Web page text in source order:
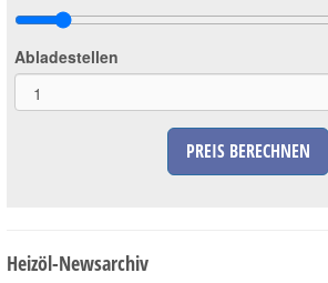
Abladestellen
PREIS BERECHNEN
Heizöl-Newsarchiv